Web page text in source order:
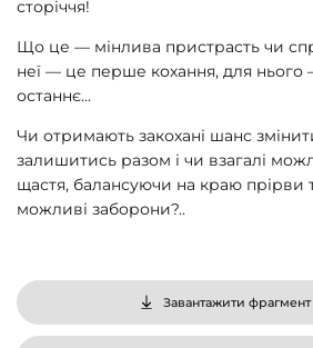
сторіччя!
Що це — мінлива пристрасть чи
неї — це перше кохання, для нього
останнє…
Чи отримають закохані шанс
залишитись разом і чи взагалі
щастя, балансуючи на краю прірви
можливі заборони?..
Завантажити фрагмент